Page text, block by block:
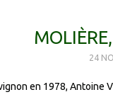
24
en 1978, Antoine